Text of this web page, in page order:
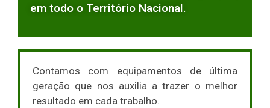
em todo o Território Nacional.
Contamos com equipamentos de última
geração que nos auxilia a trazer o melhor
resultado em cada trabalho.